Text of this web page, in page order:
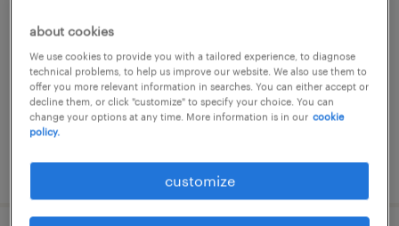
東京23区, 東京都
permanent
¥7,000,000 - ¥12,500,000 per year, 年収700 ～
1,250万円
posted 20 november 2024
about cookies
We use cookies to provide you with a tailored experience, to diagnose
technical problems, to help us improve our website. We also use them to
offer you more relevant information in searches. You can either accept or
decline them, or click "customize" to specify your choice. You can
change your options at any time. More information is in our cookie
policy.
customize